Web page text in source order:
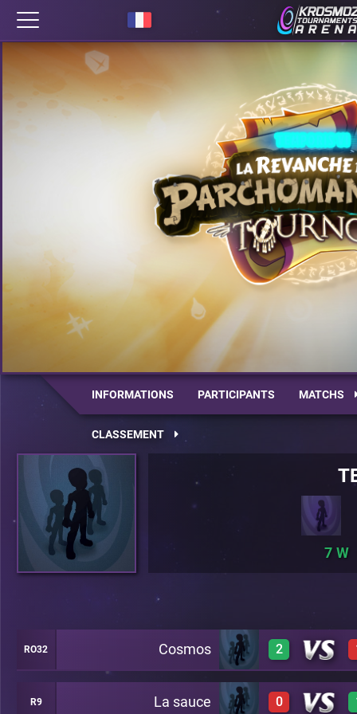
INFORMATIONS PARTICIPANTS MATCHS
CLASSEMENT
7
RO32 Cosmos 2
1 A20
R9 La sauce 0